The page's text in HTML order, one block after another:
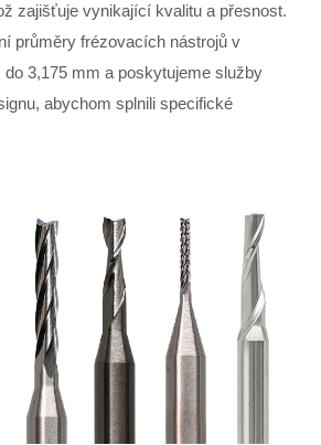
zajišťuje vynikající kvalitu a přesnost.
průměry frézovacích nástrojů v
3,175 mm a poskytujeme služby
abychom splnili specifické